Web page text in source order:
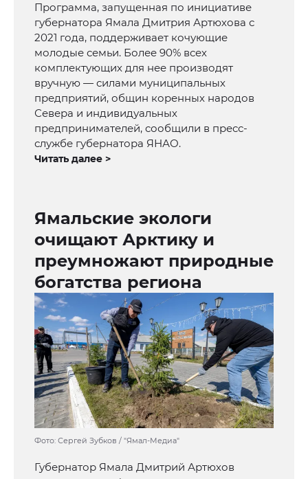
Программа, запущенная по инициативе
губернатора Ямала Дмитрия Артюхова с
2021 года, поддерживает кочующие
молодые семьи. Более 90% всех
комплектующих для нее производят
вручную — силами муниципальных
предприятий, общин коренных народов
Севера и индивидуальных
предпринимателей, сообщили в пресс-
службе губернатора ЯНАО.
Читать далее >
Ямальские экологи
очищают Арктику и
преумножают природные
богатства региона
Фото: Сергей Зубков / "Ямал-Медиа"
Губернатор Ямала Дмитрий Артюхов